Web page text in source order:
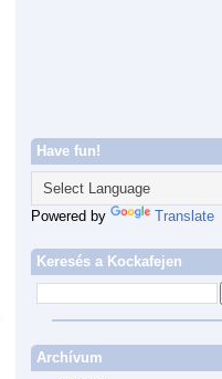
Have fun!
Powered by Translate
Keresés a Kockafejen
Archívum